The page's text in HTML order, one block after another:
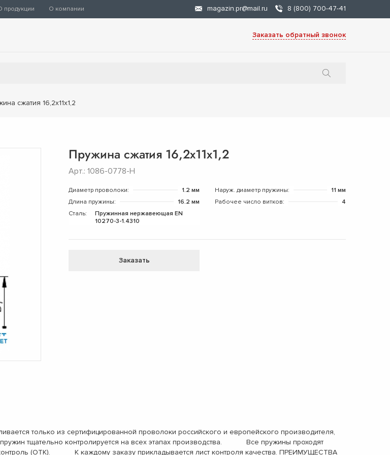
продукции О компании magazin.pr@mail.ru 8 (800) 700-47-41
Заказать обратный звонок
сжатия 16,2х11х1,2
Пружина сжатия 16,2х11х1,2
Арт.: 1086-0778-Н
Диаметр проволоки: 1.2 мм Наруж. диаметр пружины:
11 мм
Длина пружины:
16.2 мм Рабочее число витков:
4
Сталь:
Пружинная нержавеющая EN
10270-3-1.4310
Заказать
только из сертифицированной проволоки российского и европейского производителя,
тщательно контролируется на всех этапах производства. Все пружины проходят
(ОТК). К каждому заказу прикладывается лист контроля качества. ПРЕИМУЩЕСТВА